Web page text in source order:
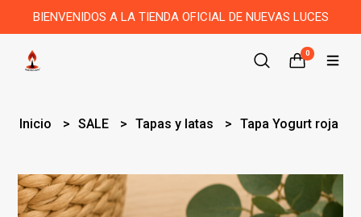
BIENVENIDOS A LA TIENDA OFICIAL DE NUEVAS LUCES
0
Inicio SALE Tapas y latas Tapa Yogurt roja